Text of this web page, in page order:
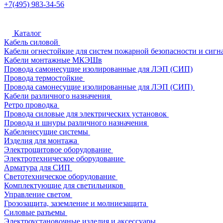
+7(495) 983-34-56
Каталог
Кабель силовой
Кабели огнестойкие для систем пожарной безопасности и
Кабели монтажные МКЭШв
Провода самонесущие изолированные для ЛЭП (СИП)
Провода термостойкие
Провода самонесущие изолированные для ЛЭП (СИП)
Кабели различного назначения
Ретро проводка
Провода силовые для электрических установок
Провода и шнуры различного назначения
Кабеленесущие системы
Изделия для монтажа
Электрощитовое оборудование
Электротехническое оборудование
Арматура для СИП
Светотехническое оборудование
Комплектующие для светильников
Управление светом
Грозозащита, заземление и молниезащита
Силовые разъемы
Электроустановочные изделия и аксессуары